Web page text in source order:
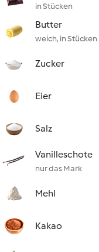
in Stücken
Butter
weich, in Stücken
Zucker
Eier
Salz
Vanilleschote
nur das Mark
Mehl
Kakao